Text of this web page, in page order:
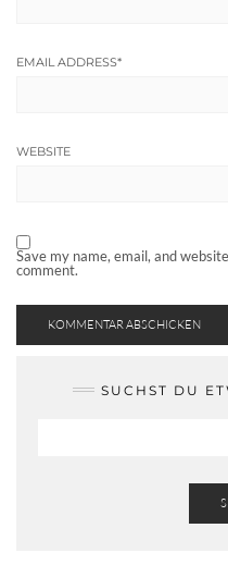
EMAIL ADDRESS*
WEBSITE
Save my name, email, and
comment.
SUCHST DU